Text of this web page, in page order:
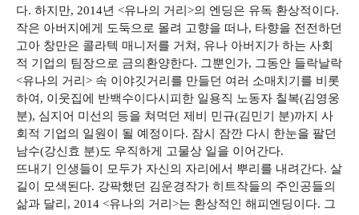
다. 하지만, 2014년 <유나의 거리>의 엔딩은 유독 환상적이다.
작은 아버지에게 도둑으로 몰려 고향을 떠나, 타향을 전전하던
고아 창만은 콜라텍 매니저를 거쳐, 유나 아버지가 하는 사회
적 기업의 팀장으로 금의환양한다. 그뿐인가, 그동안 들락날락
<유나의 거리> 속 이야깃거리를 만들던 여러 소매치기를 비롯
하여, 이웃집에 반백수이다시피한 일용직 노동자 칠복(김영웅
분), 심지어 미선의 등을 쳐먹던 제비 민규(김민기 분)까지 사
회적 기업의 일원이 될 예정이다. 잠시 잠깐 다시 한눈을 팔던
남수(강신효 분)도 우직하게 고물상 일을 이어간다.
뜨내기 인생들이 모두가 자신의 자리에서 뿌리를 내려간다. 살
길이 모색된다. 강팍했던 김운경작가 히트작들의 주인공들의
삶과 달리, 2014 <유나의 거리>는 환상적인 해피엔딩이다. 그